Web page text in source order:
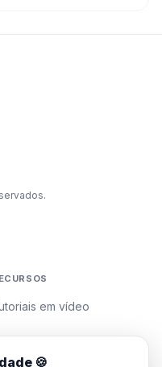
em vídeo
🍪